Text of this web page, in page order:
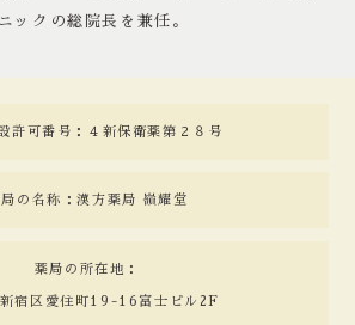
ックの総院長を兼任。
許可番号：４新保衛薬第２８号
局の名称：漢方薬局 嶺耀堂
薬局の所在地：
宿区愛住町19-16富士ビル2F